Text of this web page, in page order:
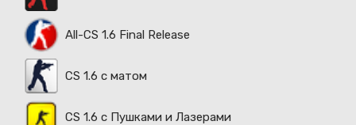
All-CS 1.6 Final Release
CS 1.6 с матом
CS 1.6 с Пушками и Лазерами